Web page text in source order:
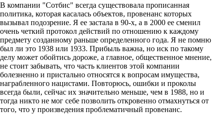
В компании "Сотбис" всегда существовала прописанная
политика, которая касалась объектов, провенанс которых
вызывал подозрение. Я ее застала в 90-х, а в 2000 ее сменил
очень четкий протокол действий по отношению к каждому
предмету созданному раньше определенного года. Я не помню
был ли это 1938 или 1933. Прибыль важна, но иск по такому
делу может обойтись дороже, а главное, общественное мнение,
не стоит забывать, что часть клиентов этой компании
болезненно и пристально относятся к вопросам имущества,
награбленного нацистами. Повторюсь, ошибки и проколы
всегда были, сейчас их значительно меньше, чем в 1988, но и
тогда никто не мог себе позволить откровенно отмахнуться от
того, что у произведения проблематичный провенанс.